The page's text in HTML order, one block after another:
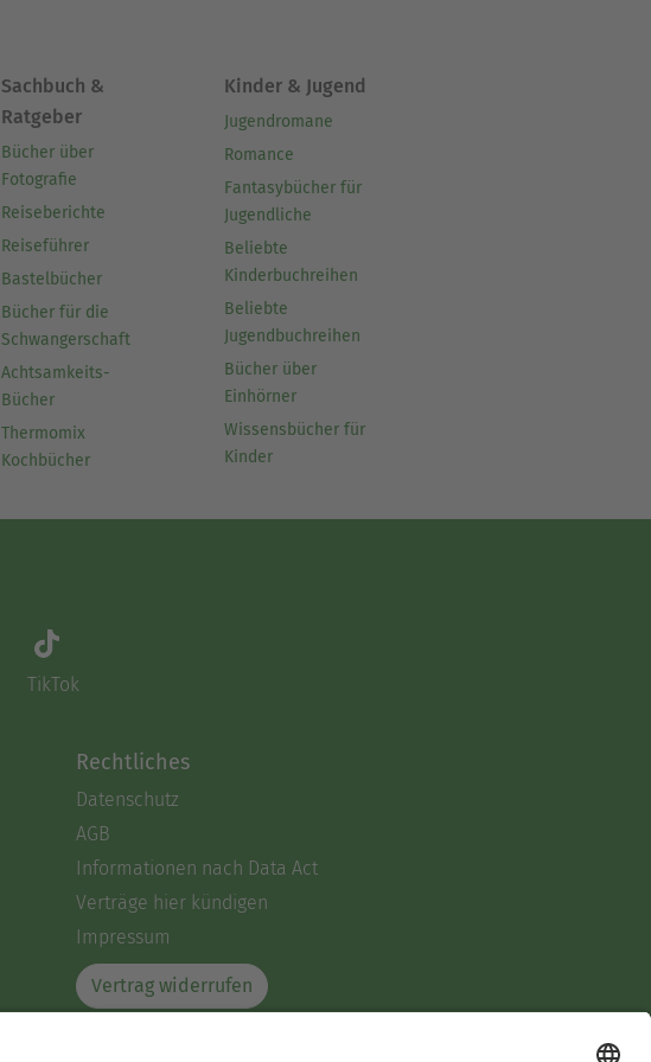
Sachbuch &
Ratgeber
Bücher über
Fotografie
Reiseberichte
Reiseführer
Bastelbücher
Bücher für die
Schwangerschaft
Achtsamkeits-
Bücher
Thermomix
Kochbücher
Kinder & Jugend
Jugendromane
Romance
Fantasybücher für
Jugendliche
Beliebte
Kinderbuchreihen
Beliebte
Jugendbuchreihen
Bücher über
Einhörner
Wissensbücher für
Kinder
TikTok
Rechtliches
Datenschutz
AGB
Informationen nach Data Act
Verträge hier kündigen
Impressum
Vertrag widerrufen